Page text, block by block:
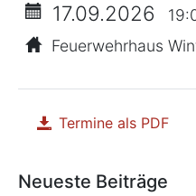
17.09.2026
Feuerwehrhaus
Termine als PDF
Neueste Beiträge